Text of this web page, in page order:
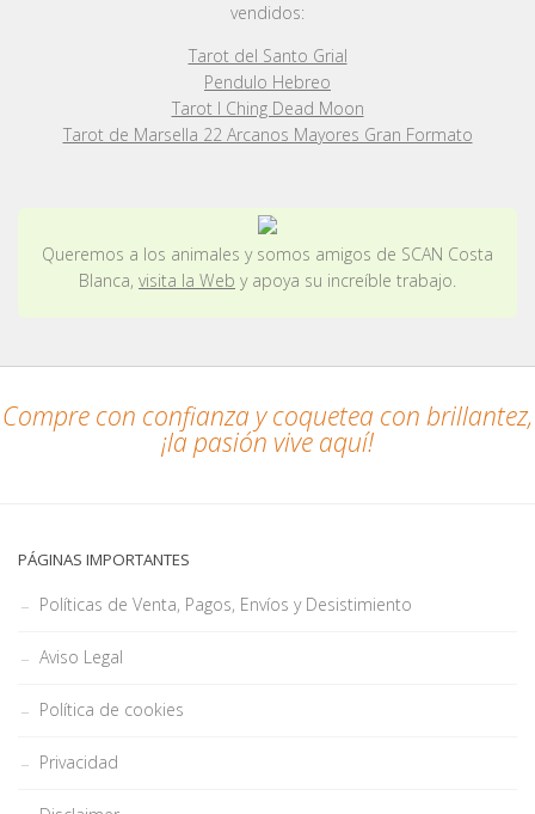
vendidos:
Tarot del Santo Grial
Pendulo Hebreo
Tarot I Ching Dead Moon
Tarot de Marsella 22 Arcanos Mayores Gran Formato
Queremos a los animales y somos amigos de SCAN Costa
Blanca, visita la Web y apoya su increíble trabajo.
Compre con confianza y coquetea con brillantez,
¡la pasión vive aquí!
PÁGINAS IMPORTANTES
Políticas de Venta, Pagos, Envíos y Desistimiento
Aviso Legal
Política de cookies
Privacidad